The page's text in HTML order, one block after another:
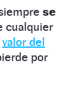
se
cualquier
valor del
por